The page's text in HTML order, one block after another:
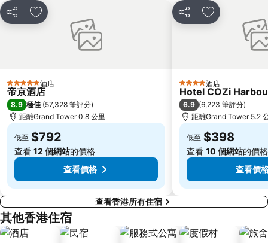
Sheung Wan Metro Station
Tsing Yi Metro Station
寶安區
Causeway Bay Metro Station
深圳野生動物園
大梅沙海濱公園
皇崗口岸
Lamma Island
香港屯門
Tin Hau Metro Station
九龍塘
金銀島酒店站
分享 放到收藏夾
5 星級 酒店
帝京酒店
8.9 極佳 (57,328 筆評分)
距離Grand Tower 0.8 公里
低至 $792
查看 12 個網站的價格
查看價格
分享 放到收藏夾
4 星級 酒店
Hotel COZi
6.9 (6,223 筆評分)
距離Grand Tower 5.2
低至 $398
查看 10 個網站的價格
查看價
查看香港所有住宿
其他香港住宿